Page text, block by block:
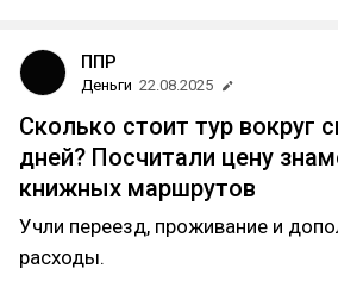
ППР
Деньги 22.08.2025
Сколько стоит тур вокруг
дней? Посчитали цену
книжных маршрутов
Учли переезд, проживание и
расходы.